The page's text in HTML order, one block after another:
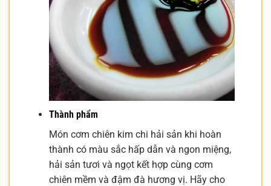
Thành phẩm
Món cơm chiên kim chi hải sản khi hoàn
thành có màu sắc hấp dẫn và ngon miệng,
hải sản tươi và ngọt kết hợp cùng cơm
chiên mềm và đậm đà hương vị. Hãy cho